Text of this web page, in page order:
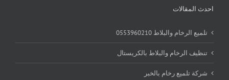
احدث المقالات
تلميع الرخام والبلاط 0553960210
تنظيف الرخام والبلاط بالكريستال
شركة تلميع رخام بالخبر